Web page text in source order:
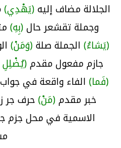
الجلالة مضاف إليه(يَهْدِي)
وجملة تقشعر حال(بِهِ)
(يَشاءُ)الجملة صلة(وَمَنْ)
جازم مفعول مقدم(يُضْلِلِ
(فَما)الفاء واقعة في
خبر مقدم(مَنْ)حرف جر
الاسمية في محل جزم